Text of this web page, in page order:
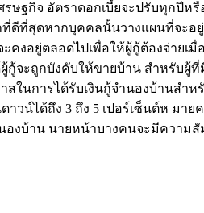
ฐกิจ อัตราดอกเบี้ยจะปรับทุกปีหรื
ดีที่สุดหากบุคคลนั้นวางแผนที่จะอ
งอยู่ตลอดไปเพื่อให้ผู้กู้ต้องจ่ายเมื่
จะถูกบังคับให้ขายบ้าน สำหรับผู้
นการได้รับเงินกู้จำนองบ้านสำห
น์ได้ถึง 3 ถึง 5 เปอร์เซ็นต์ห มาย
องบ้าน นายหน้าบางคนจะมีความ